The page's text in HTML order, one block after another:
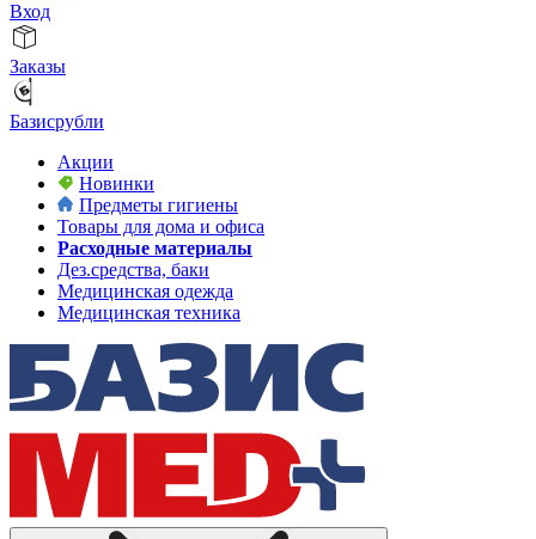
Вход
Заказы
Базисрубли
Акции
Новинки
Предметы гигиены
Товары для дома и офиса
Расходные материалы
Дез.средства, баки
Медицинская одежда
Медицинская техника